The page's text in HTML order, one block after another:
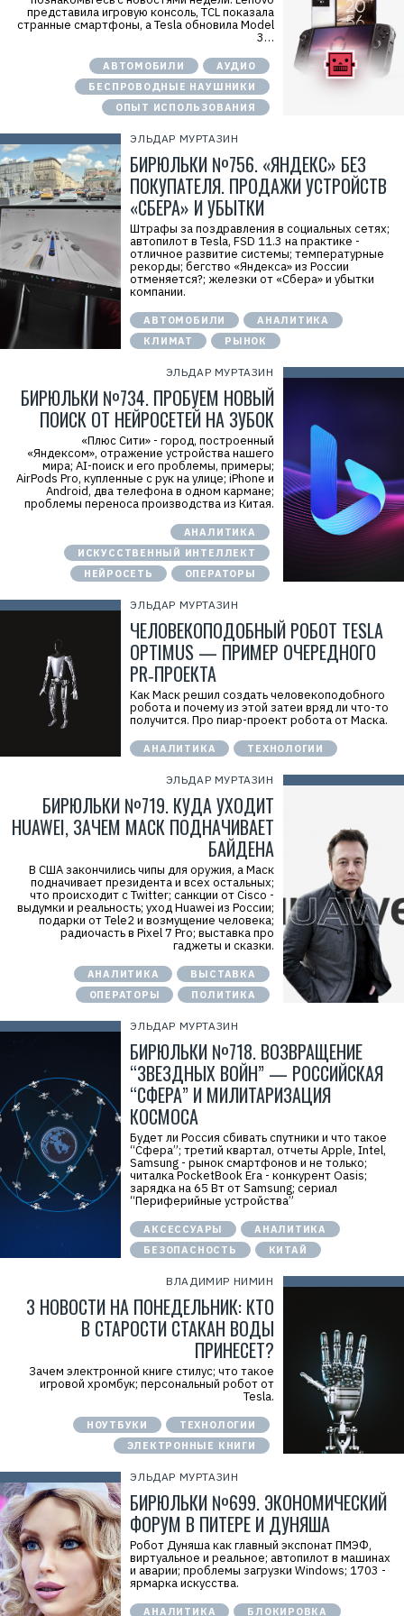
представила игровую консоль, TCL показала
странные смартфоны, а Tesla обновила Model
3…
АВТОМОБИЛИ
АУДИО
БЕСПРОВОДНЫЕ НАУШНИКИ
ОПЫТ ИСПОЛЬЗОВАНИЯ
ЭЛЬДАР МУРТАЗИН
БИРЮЛЬКИ №756. «ЯНДЕКС» БЕЗ
ПОКУПАТЕЛЯ. ПРОДАЖИ УСТРОЙСТВ
«СБЕРА» И УБЫТКИ
Штрафы за поздравления в социальных сетях;
автопилот в Tesla, FSD 11.3 на практике -
отличное развитие системы; температурные
рекорды; бегство «Яндекса» из России
отменяется?; железки от «Сбера» и убытки
компании.
АВТОМОБИЛИ
АНАЛИТИКА
КЛИМАТ
РЫНОК
ЭЛЬДАР МУРТАЗИН
БИРЮЛЬКИ №734. ПРОБУЕМ НОВЫЙ
ПОИСК ОТ НЕЙРОСЕТЕЙ НА ЗУБОК
«Плюс Сити» - город, построенный
«Яндексом», отражение устройства нашего
мира; AI-поиск и его проблемы, примеры;
AirPods Pro, купленные с рук на улице; iPhone и
Android, два телефона в одном кармане;
проблемы переноса производства из Китая.
АНАЛИТИКА
ИСКУССТВЕННЫЙ ИНТЕЛЛЕКТ
НЕЙРОСЕТЬ
ОПЕРАТОРЫ
ЭЛЬДАР МУРТАЗИН
ЧЕЛОВЕКОПОДОБНЫЙ РОБОТ TESLA
OPTIMUS — ПРИМЕР ОЧЕРЕДНОГО
PR‑ПРОЕКТА
Как Маск решил создать человекоподобного
робота и почему из этой затеи вряд ли что-то
получится. Про пиар-проект робота от Маска.
АНАЛИТИКА ТЕХНОЛОГИИ
ЭЛЬДАР МУРТАЗИН
БИРЮЛЬКИ №719. КУДА УХОДИТ
HUAWEI, ЗАЧЕМ МАСК ПОДНАЧИВАЕТ
БАЙДЕНА
В США закончились чипы для оружия, а Маск
подначивает президента и всех остальных;
что происходит с Twitter; санкции от Cisco -
выдумки и реальность; уход Huawei из России;
подарки от Tele2 и возмущение человека;
радиочасть в Pixel 7 Pro; выставка про
гаджеты и сказки.
АНАЛИТИКА
ВЫСТАВКА
ОПЕРАТОРЫ
ПОЛИТИКА
ЭЛЬДАР МУРТАЗИН
БИРЮЛЬКИ №718. ВОЗВРАЩЕНИЕ
“ЗВЕЗДНЫХ ВОЙН” — РОССИЙСКАЯ
“СФЕРА” И МИЛИТАРИЗАЦИЯ
КОСМОСА
Будет ли Россия сбивать спутники и что такое
“Сфера”; третий квартал, отчеты Apple, Intel,
Samsung - рынок смартфонов и не только;
читалка PocketBook Era - конкурент Oasis;
зарядка на 65 Вт от Samsung; сериал
“Периферийные устройства”
АКСЕССУАРЫ
АНАЛИТИКА
БЕЗОПАСНОСТЬ
КИТАЙ
ВЛАДИМИР НИМИН
3 НОВОСТИ НА ПОНЕДЕЛЬНИК: КТО
В СТАРОСТИ СТАКАН ВОДЫ
ПРИНЕСЕТ?
Зачем электронной книге стилус; что такое
игровой хромбук; персональный робот от
Tesla.
НОУТБУКИ
ТЕХНОЛОГИИ
ЭЛЕКТРОННЫЕ КНИГИ
ЭЛЬДАР МУРТАЗИН
БИРЮЛЬКИ №699. ЭКОНОМИЧЕСКИЙ
ФОРУМ В ПИТЕРЕ И ДУНЯША
Робот Дуняша как главный экспонат ПМЭФ,
виртуальное и реальное; автопилот в машинах
и аварии; проблемы загрузки Windows; 1703 -
ярмарка искусства.
АНАЛИТИКА БЛОКИРОВКА